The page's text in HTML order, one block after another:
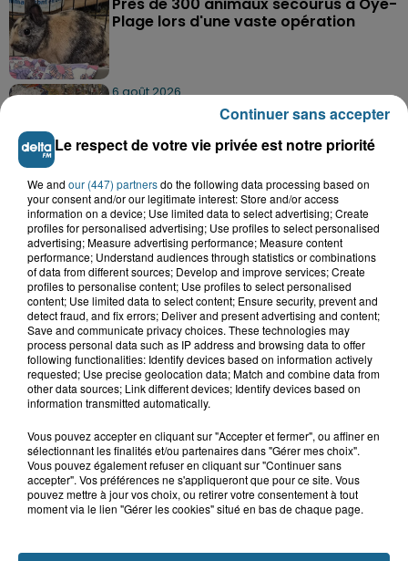
Plage lors d'une vaste opération
6 août 2026
Dunkerque : dix jeunes vont parcourir
9 000 km pour rencontrer...
6 août 2026
Blendecques : le jeune garçon de 12
ans qui s'était noyé est...
6 août 2026
Risque incendie dans le Nord : ce que
vous ne pouvez plus faire
NOS AUTRES PODCASTS
Le respect de votre vie privée est notre priorité
We and our (447) partnersdo the following data processing based on
your consent and/or our legitimate interest: Store and/or access
information on a device; Use limited data to select advertising; Create
profiles for personalised advertising; Use profiles to select personalised
advertising; Measure advertising performance; Measure content
performance; Understand audiences through statistics or combinations
of data from different sources; Develop and improve services; Create
profiles to personalise content; Use profiles to select personalised
content; Use limited data to select content; Ensure security, prevent and
detect fraud, and fix errors; Deliver and present advertising and content;
Save and communicate privacy choices. These technologies may
process personal data such as IP address and browsing data to offer
following functionalities: Identify devices based on information actively
requested; Use precise geolocation data; Match and combine data from
other data sources; Link different devices; Identify devices based on
information transmitted automatically.
Vous pouvez accepter en cliquant sur "Accepter et fermer", ou affiner en
sélectionnant les finalités et/ou partenaires dans "Gérer mes choix".
Vous pouvez également refuser en cliquant sur "Continuer sans
accepter". Vos préférences ne s'appliqueront que pour ce site. Vous
pouvez mettre à jour vos choix, ou retirer votre consentement à tout
moment via le lien "Gérer les cookies" situé en bas de chaque page.
Continuer sans accepter